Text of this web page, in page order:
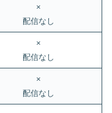
×
配信なし
×
配信なし
×
配信なし